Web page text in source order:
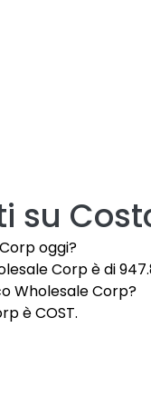
su
oggi?
Corp è di
Wholesale Corp?
è COST.